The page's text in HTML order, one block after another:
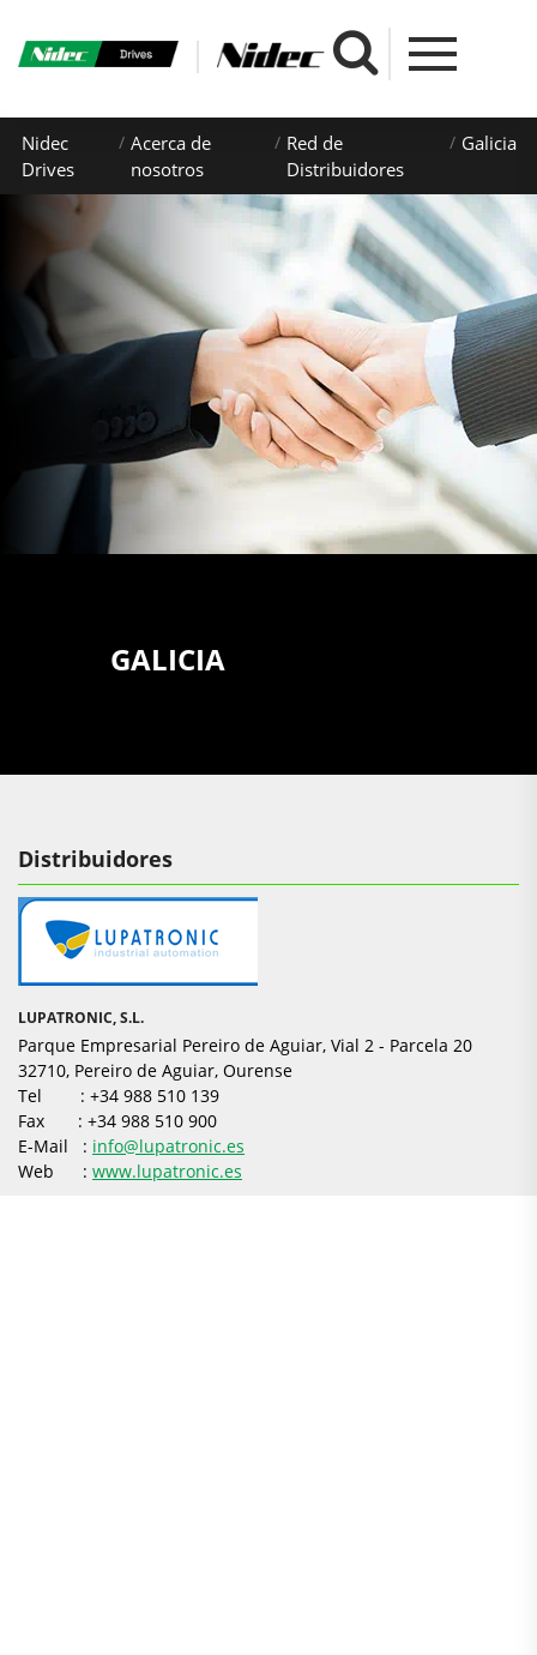
Nidec
Drives
Acerca de
nosotros
Red de
Distribuidores
Galicia
GALICIA
Distribuidores
LUPATRONIC, S.L.
Parque Empresarial Pereiro de Aguiar, Vial 2 - Parcela 20
32710, Pereiro de Aguiar, Ourense
Tel : +34 988 510 139
Fax : +34 988 510 900
E-Mail : info@lupatronic.es
Web : www.lupatronic.es